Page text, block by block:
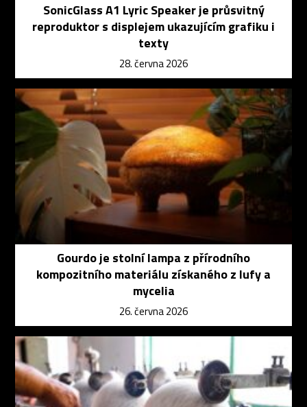
SonicGlass A1 Lyric Speaker je průsvitný
reproduktor s displejem ukazujícím grafiku i
texty
28. června 2026
Gourdo je stolní lampa z přírodního
kompozitního materiálu získaného z lufy a
mycelia
26. června 2026